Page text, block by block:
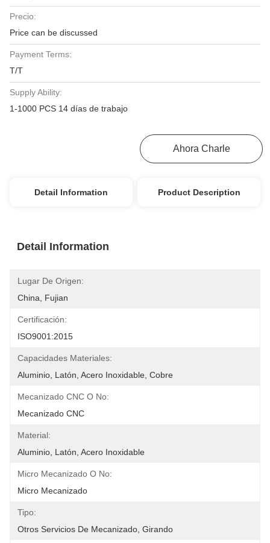
Precio:
Price can be discussed
Payment Terms:
T/T
Supply Ability:
1-1000 PCS 14 días de trabajo
Ahora Charle
Detail Information Product Description
Detail Information
Lugar De Origen:
China, Fujian
Certificación:
ISO9001:2015
Capacidades Materiales:
Aluminio, Latón, Acero Inoxidable, Cobre
Mecanizado CNC O No:
Mecanizado CNC
Material:
Aluminio, Latón, Acero Inoxidable
Micro Mecanizado O No:
Micro Mecanizado
Tipo:
Otros Servicios De Mecanizado, Girando